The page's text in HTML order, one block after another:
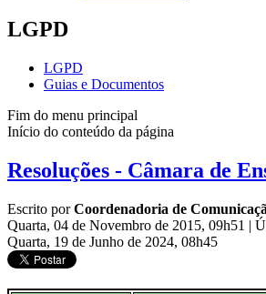
LGPD
LGPD
Guias e Documentos
Fim do menu principal
Início do conteúdo da página
Resoluções - Câmara de
Escrito porCoordenadoria de
Quarta, 04 de Novembro de 2015, 09h51 |
Quarta, 19 de Junho de 2024, 08h45